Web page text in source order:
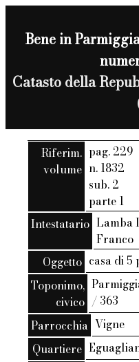
Bene in
Catasto della
Riferim.
volume
pag. 229
n. 1832
sub. 2
parte 1
Intestatario Lamba
Franco
Oggetto casa di 5
Toponimo,
civico / 363
Parrocchia Vigne
Quartiere